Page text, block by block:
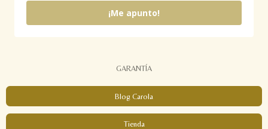
¡Me apunto!
GARANTÍA
Blog Carola
Tienda